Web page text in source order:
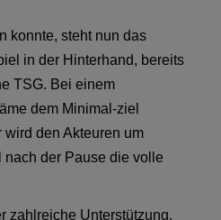
konnte, steht nun das
in der Hinterhand, bereits
TSG. Bei einem
dem Minimal-ziel
den Akteuren um
nach der Pause die volle
zahlreiche Unterstützung.